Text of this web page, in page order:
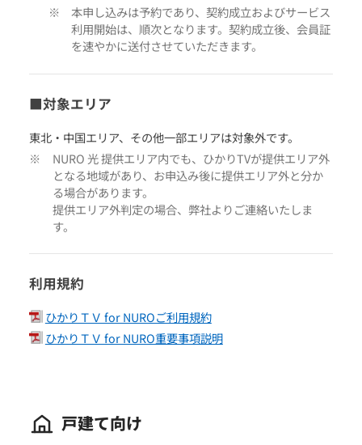
本申し込みは予約であり、契約成立およびサービス
利用開始は、順次となります。契約成立後、会員証
を速やかに送付させていただきます。
■対象エリア
東北・中国エリア、その他一部エリアは対象外です。
NURO 光 提供エリア内でも、ひかりTVが提供エリア外
となる地域があり、お申込み後に提供エリア外と分か
る場合があります。
提供エリア外判定の場合、弊社よりご連絡いたしま
す。
利用規約
ひかりＴＶ for NUROご利用規約
ひかりＴＶ for NURO重要事項説明
戸建て向け